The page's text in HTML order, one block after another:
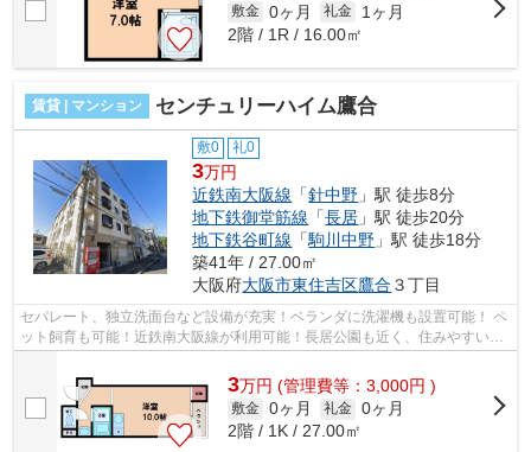
敷金 0ヶ月 礼金
1ヶ月
2階 / 1R / 16.00㎡
賃貸 | マンション センチュリーハイム鷹合
敷0 礼0
3万円
近鉄南大阪線 「針中野 」駅 徒歩8分
地下鉄御堂筋線 「長居 」駅 徒歩20分
地下鉄谷町線 「駒川中野 」駅 徒歩18分
築41年 / 27.00㎡
大阪府大阪市東住吉区鷹合 ３丁目
セパレート、独立洗面台など設備が充実！ベランダに洗濯機も設置可能！ ペ
ット飼育も可能！近鉄南大阪線が利用可能！長居公園も近く、住みやすい環
境になっております。 ■□■□■□■□■□■...
3万円 (管理費等：3,000円 )
敷金 0ヶ月 礼金 0ヶ月
2階 / 1K / 27.00㎡